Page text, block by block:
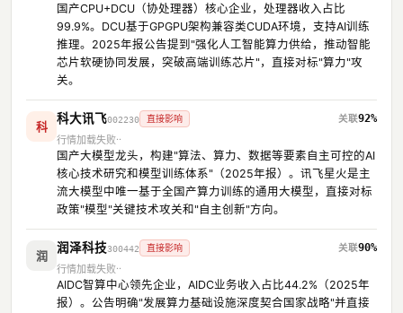
国产CPU+DCU（协处理器）核心企业，处理器收入占比
99.9%。DCU基于GPGPU架构兼容类CUDA环境，支持AI训练
推理。2025年报公告提到"强化人工智能算力供给，推动智能
芯片软硬协同发展，突破高端训练芯片"，直接对标"算力"攻
关。
科
科大讯飞002230 直接影响
92%
行情加载失败
国产大模型龙头，构建"算法、算力、数据等要素自主可控的AI
核心技术研究和模型训练体系"（2025年报）。讯飞星火是主
流大模型中唯一基于全国产算力训练的通用大模型，直接对标
政策"模型"关键技术攻关和"自主创新"方向。
润
润泽科技300442 直接影响
90%
行情加载失败
AIDC智算中心领先企业，AIDC业务收入占比44.2%（2025年
报）。公告明确"发展算力基础设施深度契合国家战略"并直接